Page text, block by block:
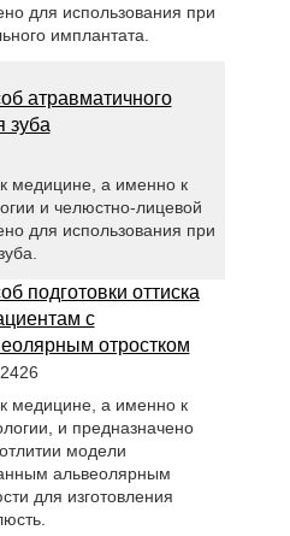
для использования при
имплантата.
атравматичного
зуба
медицине, а именно к
и челюстно-лицевой
для использования при
подготовки оттиска
с
отростком
медицине, а именно к
и предназначено
модели
альвеолярным
для изготовления